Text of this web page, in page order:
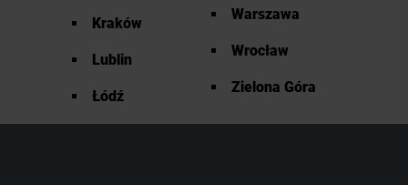
Kraków
Lublin
Łódź
Warszawa
Wrocław
Zielona Góra